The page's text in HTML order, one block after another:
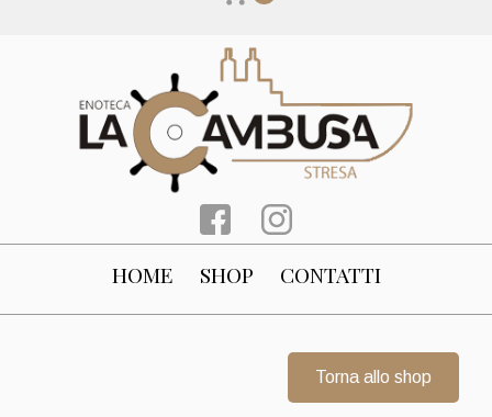
HOME SHOP CONTATTI
Torna allo shop